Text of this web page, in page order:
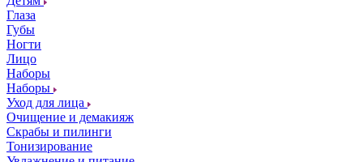
Глаза
Губы
Ногти
Лицо
Наборы
Наборы
Уход для лица
Очищение и демакияж
Скрабы и пилинги
Тонизирование